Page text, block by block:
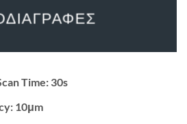
Time: 30s
10μm